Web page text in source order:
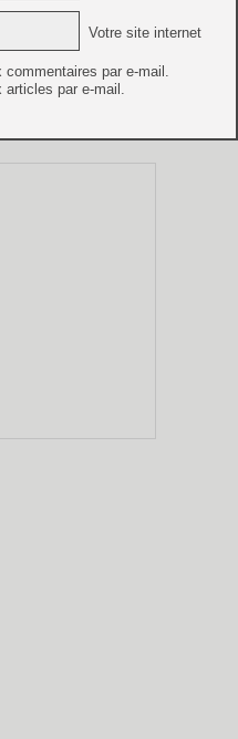
Votre site internet
commentaires par e-mail.
articles par e-mail.